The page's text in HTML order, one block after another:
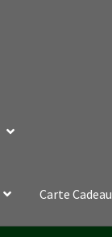
Carte Cadeau